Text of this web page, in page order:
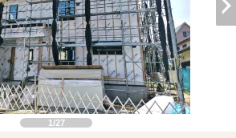
1/27